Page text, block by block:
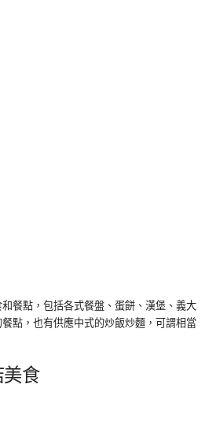
餐點，包括各式餐盤、蛋餅、漢堡、義大
點，也有供應中式的炒飯炒麵，可謂相當
食